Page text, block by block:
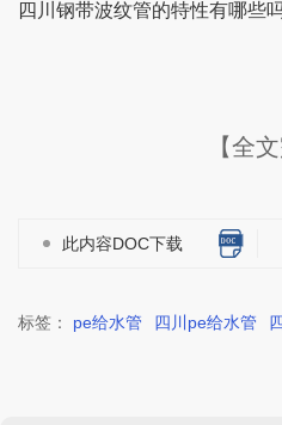
四川钢带波纹管的特性有哪些
【全文
此内容DOC下载
标签： pe给水管 四川pe给水管